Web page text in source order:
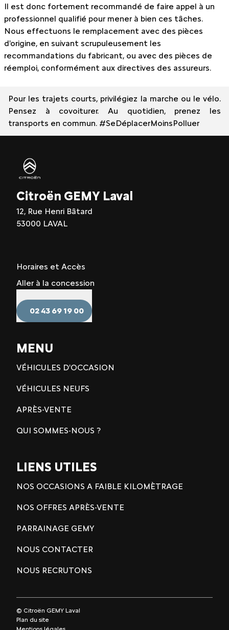
Il est donc fortement recommandé de faire appel à un
professionnel qualifié pour mener à bien ces tâches.
Nous effectuons le remplacement avec des pièces
d'origine, en suivant scrupuleusement les
recommandations du fabricant, ou avec des pièces de
réemploi, conformément aux directives des assureurs.
Pour les trajets courts, privilégiez la marche ou le vélo.
Pensez à covoiturer. Au quotidien, prenez les
transports en commun. #SeDéplacerMoinsPolluer
Citroën GEMY Laval
12, Rue Henri Bâtard
53000 LAVAL
Horaires et Accès
Aller à la concession
02 43 69 19 00
MENU
VÉHICULES D'OCCASION
VÉHICULES NEUFS
APRÈS-VENTE
QUI SOMMES-NOUS ?
LIENS UTILES
NOS OCCASIONS A FAIBLE KILOMÈTRAGE
NOS OFFRES APRÈS-VENTE
PARRAINAGE GEMY
NOUS CONTACTER
NOUS RECRUTONS
© Citroën GEMY Laval
Plan du site